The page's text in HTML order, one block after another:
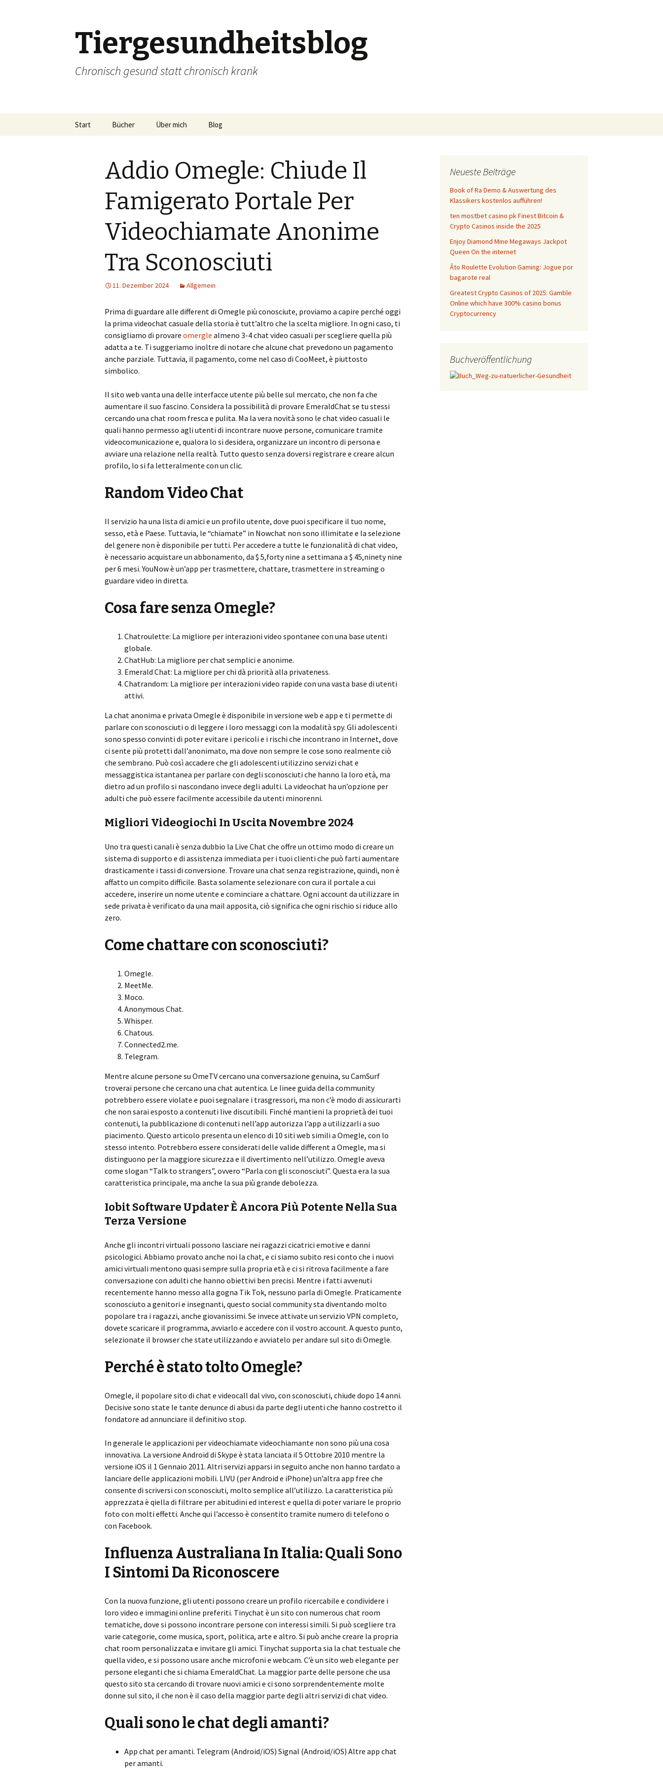
Tiergesundheitsblog
Chronisch gesund statt chronisch krank
Start Bücher Über mich Blog
Addio Omegle: Chiude Il
Famigerato Portale Per
Videochiamate Anonime
Tra Sconosciuti
11. Dezember 2024 Allgemein
Prima di guardare alle different di Omegle più conosciute, proviamo a capire perché oggi
la prima videochat casuale della storia è tutt’altro che la scelta migliore. In ogni caso, ti
consigliamo di provare omergle almeno 3-4 chat video casuali per scegliere quella più
adatta a te. Ti suggeriamo inoltre di notare che alcune chat prevedono un pagamento
anche parziale. Tuttavia, il pagamento, come nel caso di CooMeet, è piuttosto
simbolico.
Il sito web vanta una delle interfacce utente più belle sul mercato, che non fa che
aumentare il suo fascino. Considera la possibilità di provare EmeraldChat se tu stessi
cercando una chat room fresca e pulita. Ma la vera novità sono le chat video casuali le
quali hanno permesso agli utenti di incontrare nuove persone, comunicare tramite
videocomunicazione e, qualora lo si desidera, organizzare un incontro di persona e
avviare una relazione nella realtà. Tutto questo senza doversi registrare e creare alcun
profilo, lo si fa letteralmente con un clic.
Random Video Chat
Il servizio ha una lista di amici e un profilo utente, dove puoi specificare il tuo nome,
sesso, età e Paese. Tuttavia, le “chiamate” in Nowchat non sono illimitate e la selezione
del genere non è disponibile per tutti. Per accedere a tutte le funzionalità di chat video,
è necessario acquistare un abbonamento, da $ 5,forty nine a settimana a $ 45,ninety nine
per 6 mesi. YouNow è un’app per trasmettere, chattare, trasmettere in streaming o
guardare video in diretta.
Cosa fare senza Omegle?
Chatroulette: La migliore per interazioni video spontanee con una base utenti
globale.
ChatHub: La migliore per chat semplici e anonime.
Emerald Chat: La migliore per chi dà priorità alla privateness.
Chatrandom: La migliore per interazioni video rapide con una vasta base di utenti
attivi.
La chat anonima e privata Omegle è disponibile in versione web e app e ti permette di
parlare con sconosciuti o di leggere i loro messaggi con la modalità spy. Gli adolescenti
sono spesso convinti di poter evitare i pericoli e i rischi che incontrano in Internet, dove
ci sente più protetti dall’anonimato, ma dove non sempre le cose sono realmente ciò
che sembrano. Può così accadere che gli adolescenti utilizzino servizi chat e
messaggistica istantanea per parlare con degli sconosciuti che hanno la loro età, ma
dietro ad un profilo si nascondano invece degli adulti. La videochat ha un’opzione per
adulti che può essere facilmente accessibile da utenti minorenni.
Migliori Videogiochi In Uscita Novembre 2024
Uno tra questi canali è senza dubbio la Live Chat che offre un ottimo modo di creare un
sistema di supporto e di assistenza immediata per i tuoi clienti che può farti aumentare
drasticamente i tassi di conversione. Trovare una chat senza registrazione, quindi, non è
affatto un compito difficile. Basta solamente selezionare con cura il portale a cui
accedere, inserire un nome utente e cominciare a chattare. Ogni account da utilizzare in
sede privata è verificato da una mail apposita, ciò significa che ogni rischio si riduce allo
zero.
Come chattare con sconosciuti?
Omegle.
MeetMe.
Moco.
Anonymous Chat.
Whisper.
Chatous.
Connected2.me.
Telegram.
Mentre alcune persone su OmeTV cercano una conversazione genuina, su CamSurf
troverai persone che cercano una chat autentica. Le linee guida della community
potrebbero essere violate e puoi segnalare i trasgressori, ma non c’è modo di assicurarti
che non sarai esposto a contenuti live discutibili. Finché mantieni la proprietà dei tuoi
contenuti, la pubblicazione di contenuti nell’app autorizza l’app a utilizzarli a suo
piacimento. Questo articolo presenta un elenco di 10 siti web simili a Omegle, con lo
stesso intento. Potrebbero essere considerati delle valide different a Omegle, ma si
distinguono per la maggiore sicurezza e il divertimento nell’utilizzo. Omegle aveva
come slogan “Talk to strangers”, ovvero “Parla con gli sconosciuti”. Questa era la sua
caratteristica principale, ma anche la sua più grande debolezza.
Iobit Software Updater È Ancora Più Potente Nella Sua
Terza Versione
Anche gli incontri virtuali possono lasciare nei ragazzi cicatrici emotive e danni
psicologici. Abbiamo provato anche noi la chat, e ci siamo subito resi conto che i nuovi
amici virtuali mentono quasi sempre sulla propria età e ci si ritrova facilmente a fare
conversazione con adulti che hanno obiettivi ben precisi. Mentre i fatti avvenuti
recentemente hanno messo alla gogna Tik Tok, nessuno parla di Omegle. Praticamente
sconosciuto a genitori e insegnanti, questo social community sta diventando molto
popolare tra i ragazzi, anche giovanissimi. Se invece attivate un servizio VPN completo,
dovete scaricare il programma, avviarlo e accedere con il vostro account. A questo punto,
selezionate il browser che state utilizzando e avviatelo per andare sul sito di Omegle.
Perché è stato tolto Omegle?
Omegle, il popolare sito di chat e videocall dal vivo, con sconosciuti, chiude dopo 14 anni.
Decisive sono state le tante denunce di abusi da parte degli utenti che hanno costretto il
fondatore ad annunciare il definitivo stop.
In generale le applicazioni per videochiamate videochiamante non sono più una cosa
innovativa. La versione Android di Skype è stata lanciata il 5 Ottobre 2010 mentre la
versione iOS il 1 Gennaio 2011. Altri servizi apparsi in seguito anche non hanno tardato a
lanciare delle applicazioni mobili. LIVU (per Android e iPhone) un’altra app free che
consente di scriversi con sconosciuti, molto semplice all’utilizzo. La caratteristica più
apprezzata è qiella di filtrare per abitudini ed interest e quella di poter variare le proprio
foto con molti effetti. Anche qui l’accesso è consentito tramite numero di telefono o
con Facebook.
Influenza Australiana In Italia: Quali Sono
I Sintomi Da Riconoscere
Con la nuova funzione, gli utenti possono creare un profilo ricercabile e condividere i
loro video e immagini online preferiti. Tinychat è un sito con numerous chat room
tematiche, dove si possono incontrare persone con interessi simili. Si può scegliere tra
varie categorie, come musica, sport, politica, arte e altro. Si può anche creare la propria
chat room personalizzata e invitare gli amici. Tinychat supporta sia la chat testuale che
quella video, e si possono usare anche microfoni e webcam. C’è un sito web elegante per
persone eleganti che si chiama EmeraldChat. La maggior parte delle persone che usa
questo sito sta cercando di trovare nuovi amici e ci sono sorprendentemente molte
donne sul sito, il che non è il caso della maggior parte degli altri servizi di chat video.
Quali sono le chat degli amanti?
App chat per amanti. Telegram (Android/iOS) Signal (Android/iOS) Altre app chat
per amanti.
Neueste Beiträge
Book of Ra Demo & Auswertung des
Klassikers kostenlos aufführen!
ten mostbet casino pk Finest Bitcoin &
Crypto Casinos inside the 2025
Enjoy Diamond Mine Megaways Jackpot
Queen On the internet
Âto Roulette Evolution Gaming: Jogue por
bagarote real
Greatest Crypto Casinos of 2025: Gamble
Online which have 300% casino bonus
Cryptocurrency
Buchveröffentlichung